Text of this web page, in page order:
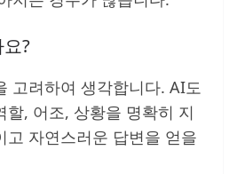
?
고려하여 생각합니다. AI도
할, 어조, 상황을 명확히 지
고 자연스러운 답변을 얻을